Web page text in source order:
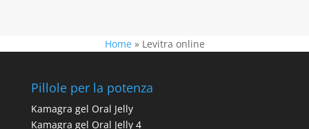
Home» Levitra online
Pillole per la potenza
Kamagra gel Oral Jelly
Kamagra gel Oral Jelly 4